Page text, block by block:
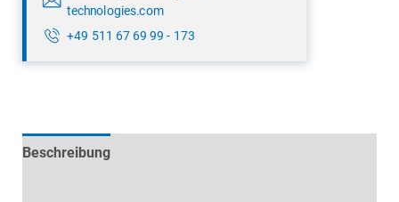
technologies.com
+49 511 67 69 99 - 173
Beschreibung